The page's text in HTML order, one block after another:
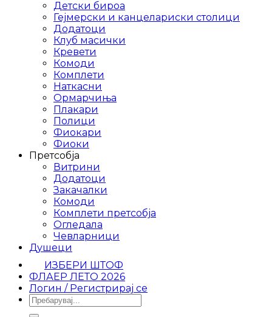
Детски бироа
Гејмерски и канцелариски столици
Додатоци
Клуб масички
Кревети
Комоди
Комплети
Наткасни
Ормарчиња
Плакари
Полици
Фиокари
Фиоки
Претсобја
Витрини
Додатоци
Закачалки
Комоди
Комплети претсобја
Огледала
Чевларници
Душеци
ИЗБЕРИ ШТОФ
ФЛАЕР ЛЕТО 2026
Логин / Регистрирај се
Барај
за: